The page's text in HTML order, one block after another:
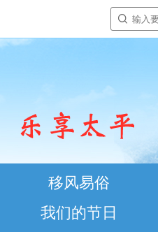
移风易俗
我们的节日